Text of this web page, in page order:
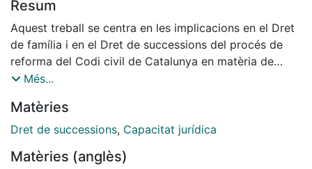
Resum
Aquest treball se centra en les implicacions en el Dret
de família i en el Dret de successions del procés de
reforma del Codi civil de Catalunya en matèria de
suports a l’exercici de la capacitat jurídica de les
propostes que s’han succeït fins al Projecte de llei
publicat al BOPC de 13-novembre-2024. Es constata
coherent amb els postulats inspiradors de la reforma i
Més...
Matèries
Dret de successions, Capacitat jurídica
Matèries (anglès)